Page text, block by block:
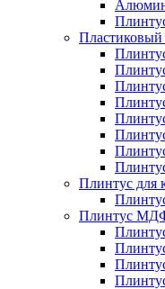
Пластиковый
Плинтус для
Плинтус